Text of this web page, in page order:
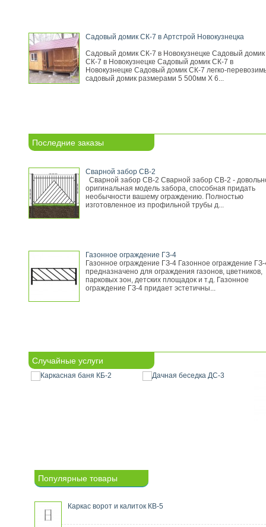
Садовый домик СК-7 в Артстрой Новокузнецка
Садовый домик СК-7 в Новокузнецке Садовый домик
СК-7 в Новокузнецке Садовый домик СК-7 в
Новокузнецке Садовый домик СК-7 легко-
садовый домик размерами 5 500мм Х 6...
Последние заказы
Сварной забор СВ-2
Сварной забор СВ-2 Сварной забор СВ-2 -
оригинальная модель забора, способная придать
необычности вашему ограждению. Полностью
изготовленное из профильной трубы д...
Газонное ограждение ГЗ-4
Газонное ограждение ГЗ-4 Газонное ограждение
предназначено для ограждения газонов, цветников,
парковых зон, детских площадок и т.д. Газонное
ограждение ГЗ-4 придает эстетичны...
Случайные услуги
Популярные товары
Каркас ворот и калиток КВ-5